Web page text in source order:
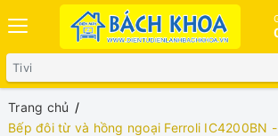
Trang chủ
Bếp đôi từ và hồng ngoại Ferroli IC4200BN